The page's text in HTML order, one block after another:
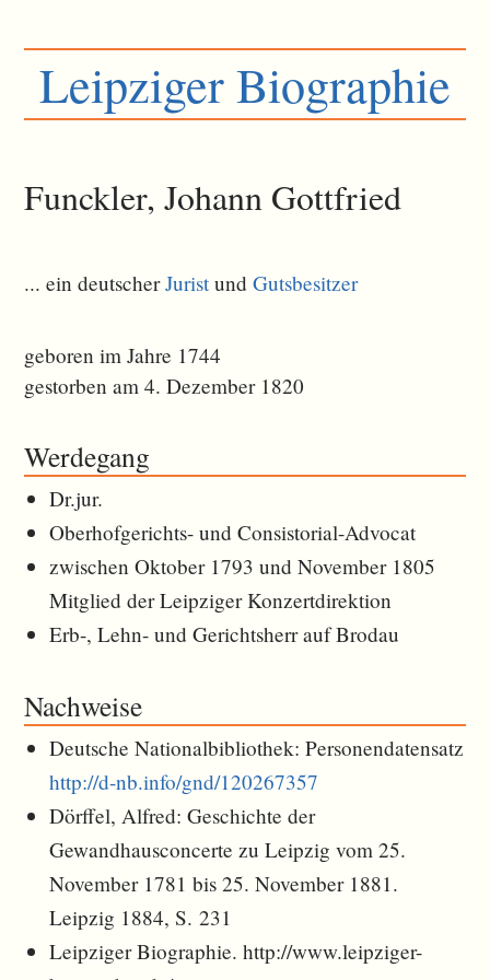
Leipziger Biographie
Funckler, Johann Gottfried
... ein deutscherJurist undGutsbesitzer
geboren im Jahre 1744
gestorben am 4. Dezember 1820
Werdegang
Dr.jur.
Oberhofgerichts- und Consistorial-Advocat
zwischen Oktober 1793 und November 1805
Mitglied der Leipziger Konzertdirektion
Erb-, Lehn- und Gerichtsherr auf Brodau
Nachweise
Deutsche Nationalbibliothek: Personendatensatz
http://d-nb.info/gnd/120267357
Dörffel, Alfred: Geschichte der
Gewandhausconcerte zu Leipzig vom 25.
November 1781 bis 25. November 1881.
Leipzig 1884, S. 231
Leipziger Biographie. http://www.leipziger-